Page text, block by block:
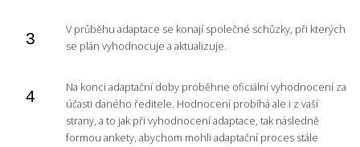
V průběhu adaptace se konají společné schůzky, při kterých
se plán vyhodnocuje a aktualizuje.
Na konci adaptační doby proběhne oficiální vyhodnocení za
účasti daného ředitele. Hodnocení probíhá ale i z vaší
strany, a to jak při vyhodnocení adaptace, tak následně
formou ankety, abychom mohli adaptační proces stále